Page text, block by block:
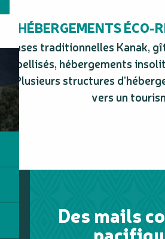
HÉBERGEMENTS ÉCO-
Cases traditionnelles Kanak,
labellisés, hébergements
Plusieurs structures
vers un
Des mails